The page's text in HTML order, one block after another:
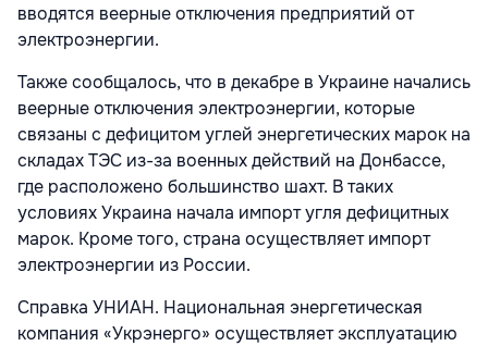
вводятся веерные отключения предприятий от
электроэнергии.
Также сообщалось, что в декабре в Украине начались
веерные отключения электроэнергии, которые
связаны с дефицитом углей энергетических марок на
складах ТЭС из-за военных действий на Донбассе,
где расположено большинство шахт. В таких
условиях Украина начала импорт угля дефицитных
марок. Кроме того, страна осуществляет импорт
электроэнергии из России.
Справка УНИАН. Национальная энергетическая
компания «Укрэнерго» осуществляет эксплуатацию